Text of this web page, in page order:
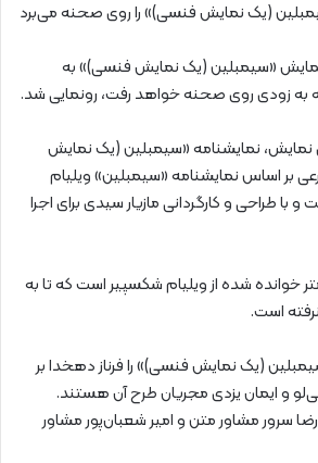
(یک نمایش فنسی)» را روی صحنه می‌برد
نمایش «سیمبلین (یک نمایش فنسی)» به
که به زودی روی صحنه خواهد رفت، رونمایی شد.
نمایش، نمایشنامه «سیمبلین (یک نمایش
بر اساس نمایشنامه «سیمبلین» ویلیام
طراحی و کارگردانی مازیار سیدی برای اجرا
خوانده شده‌ از ویلیام شکسپیر است که تا به
است.
(یک نمایش فنسی)» را فرناز دهخدا بر
و ایمان یزدی مجریان طرح آن هستند.
سرور مشاور متن و امیر شعبان‌پور مشاور